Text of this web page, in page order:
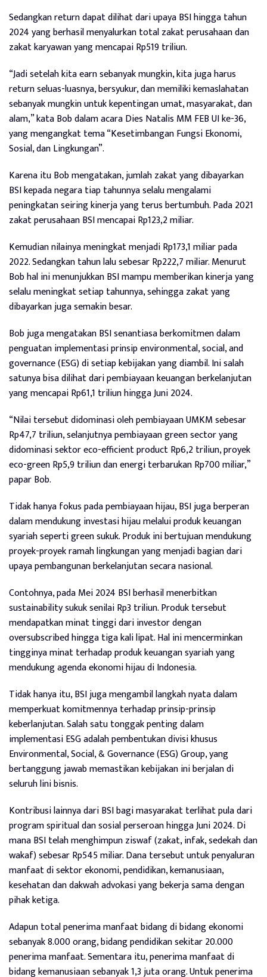
Sedangkan return dapat dilihat dari upaya BSI hingga tahun
2024 yang berhasil menyalurkan total zakat perusahaan dan
zakat karyawan yang mencapai Rp519 triliun.
“Jadi setelah kita earn sebanyak mungkin, kita juga harus
return seluas-luasnya, bersyukur, dan memiliki kemaslahatan
sebanyak mungkin untuk kepentingan umat, masyarakat, dan
alam,” kata Bob dalam acara Dies Natalis MM FEB UI ke-36,
yang mengangkat tema “Kesetimbangan Fungsi Ekonomi,
Sosial, dan Lingkungan”.
Karena itu Bob mengatakan, jumlah zakat yang dibayarkan
BSI kepada negara tiap tahunnya selalu mengalami
peningkatan seiring kinerja yang terus bertumbuh. Pada 2021
zakat perusahaan BSI mencapai Rp123,2 miliar.
Kemudian nilainya meningkat menjadi Rp173,1 miliar pada
2022. Sedangkan tahun lalu sebesar Rp222,7 miliar. Menurut
Bob hal ini menunjukkan BSI mampu memberikan kinerja yang
selalu meningkat setiap tahunnya, sehingga zakat yang
dibayarkan juga semakin besar.
Bob juga mengatakan BSI senantiasa berkomitmen dalam
penguatan implementasi prinsip environmental, social, and
governance (ESG) di setiap kebijakan yang diambil. Ini salah
satunya bisa dilihat dari pembiayaan keuangan berkelanjutan
yang mencapai Rp61,1 triliun hingga Juni 2024.
“Nilai tersebut didominasi oleh pembiayaan UMKM sebesar
Rp47,7 triliun, selanjutnya pembiayaan green sector yang
didominasi sektor eco-efficient product Rp6,2 triliun, proyek
eco-green Rp5,9 triliun dan energi terbarukan Rp700 miliar,”
papar Bob.
Tidak hanya fokus pada pembiayaan hijau, BSI juga berperan
dalam mendukung investasi hijau melalui produk keuangan
syariah seperti green sukuk. Produk ini bertujuan mendukung
proyek-proyek ramah lingkungan yang menjadi bagian dari
upaya pembangunan berkelanjutan secara nasional.
Contohnya, pada Mei 2024 BSI berhasil menerbitkan
sustainability sukuk senilai Rp3 triliun. Produk tersebut
mendapatkan minat tinggi dari investor dengan
oversubscribed hingga tiga kali lipat. Hal ini mencerminkan
tingginya minat terhadap produk keuangan syariah yang
mendukung agenda ekonomi hijau di Indonesia.
Tidak hanya itu, BSI juga mengambil langkah nyata dalam
memperkuat komitmennya terhadap prinsip-prinsip
keberlanjutan. Salah satu tonggak penting dalam
implementasi ESG adalah pembentukan divisi khusus
Environmental, Social, & Governance (ESG) Group, yang
bertanggung jawab memastikan kebijakan ini berjalan di
seluruh lini bisnis.
Kontribusi lainnya dari BSI bagi masyarakat terlihat pula dari
program spiritual dan sosial perseroan hingga Juni 2024. Di
mana BSI telah menghimpun ziswaf (zakat, infak, sedekah dan
wakaf) sebesar Rp545 miliar. Dana tersebut untuk penyaluran
manfaat di sektor ekonomi, pendidikan, kemanusiaan,
kesehatan dan dakwah advokasi yang bekerja sama dengan
pihak ketiga.
Adapun total penerima manfaat bidang di bidang ekonomi
sebanyak 8.000 orang, bidang pendidikan sekitar 20.000
penerima manfaat. Sementara itu, penerima manfaat di
bidang kemanusiaan sebanyak 1,3 juta orang. Untuk penerima